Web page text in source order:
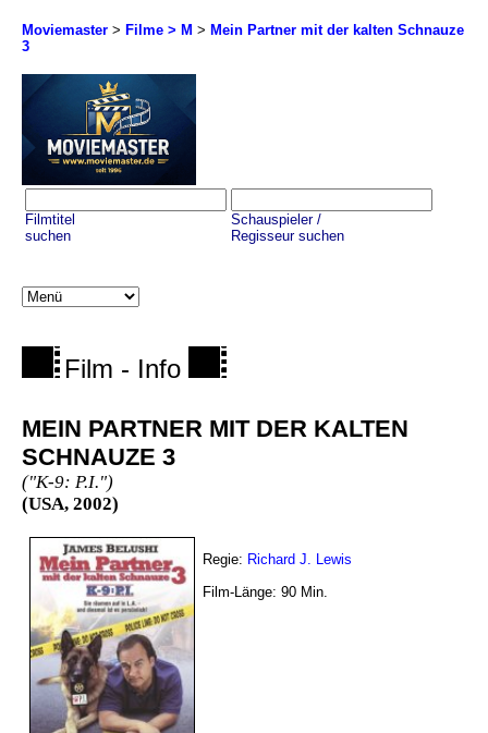
Moviemaster > Filme > M > Mein Partner mit der kalten Schnauze
3
Filmtitel
suchen
Schauspieler /
Regisseur suchen
Film - Info
MEIN PARTNER MIT DER KALTEN
SCHNAUZE 3
("K-9: P.I.")
(USA, 2002)
Regie: Richard J. Lewis
Film-Länge: 90 Min.